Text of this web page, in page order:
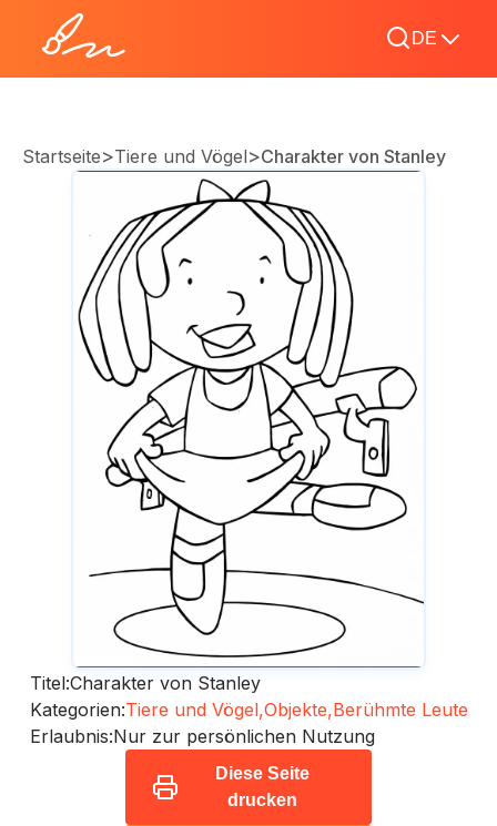
DE
Startseite>Tiere und Vögel>Charakter von Stanley
Titel:Charakter von Stanley
Kategorien:Tiere und Vögel,Objekte,Berühmte Leute
Erlaubnis:Nur zur persönlichen Nutzung
Diese Seite
drucken